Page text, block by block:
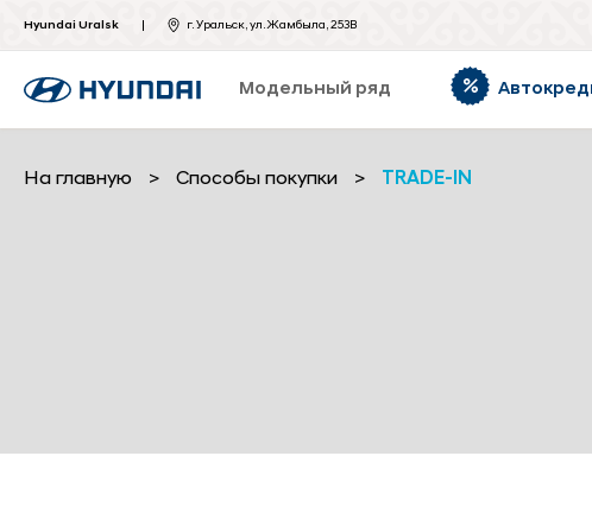
Hyundai Uralsk г. Уральск, ул. Жамбыла, 253В
Модельный ряд
На главную > Способы покупки > TRADE-IN